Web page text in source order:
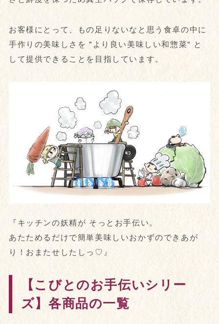
お客様にとって、もの足りないなと思う食卓の中に
手作りの美味しさを "より良い美味しい和惣菜" と
して提供できることを目指しています。
『キッチンの妖精が そっとお手伝い。
あたためるだけで簡単美味しいおかずのできあが
り！おまたせしたしっ♡』
【こびとのお手伝いシリー
ズ】各商品の一覧